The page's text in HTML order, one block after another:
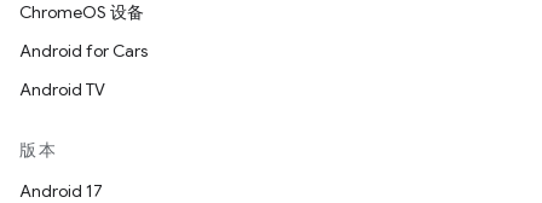
ChromeOS 设备
Android for Cars
Android TV
版本
Android 17